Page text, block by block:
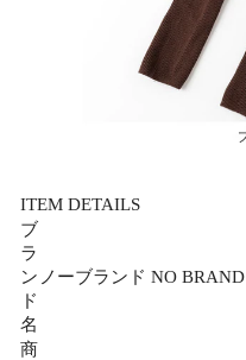
ITEM DETAILS
ブ
ラ
ン
ド
名
ノーブランド NO BRAND
商